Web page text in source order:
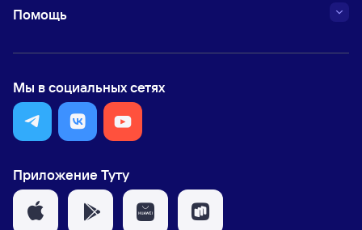
Помощь
Мы в социальных сетях
Приложение Туту